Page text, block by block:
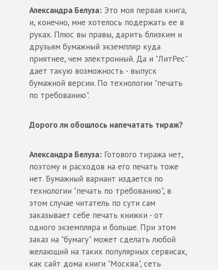
Александра Белуза: Это моя первая книга,
и, конечно, мне хотелось подержать ее в
руках. Плюс вы правы, дарить близким и
друзьям бумажный экземпляр куда
приятнее, чем электронный. Да и "ЛитРес"
дает такую возможность - выпуск
бумажной версии. По технологии "печать
по требованию".
Дорого ли обошлось напечатать тираж?
Александра Белуза: Готового тиража нет,
поэтому и расходов на его печать тоже
нет. Бумажный вариант издается по
технологии "печать по требованию", в
этом случае читатель по сути сам
заказывает себе печать книжки - от
одного экземпляра и больше. При этом
заказ на "бумагу" может сделать любой
желающий на таких популярных сервисах,
как сайт дома книги "Москва", сеть